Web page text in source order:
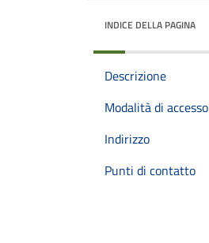
INDICE DELLA PAGINA
Descrizione
Modalità di accesso
Indirizzo
Punti di contatto